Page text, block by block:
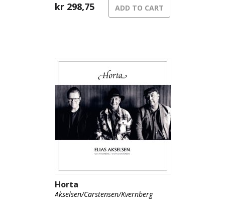
kr 298,75 ADD TO CART
Horta
Akselsen/Carstensen/Kvernberg